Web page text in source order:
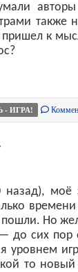
также
пришел к
ИГРА!
назад),
Но
до сих
уровнем
то